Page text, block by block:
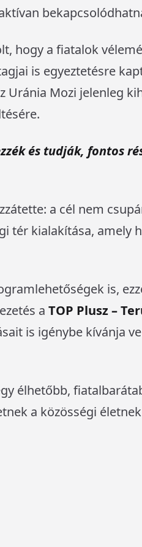
hogy a fiatalok
is egyeztetésre
Uránia Mozi jelenleg
és tudják, fontos
a cél nem
tér kialakítása, amely
is,
a TOP Plusz –
is igénybe kívánja
élhetőbb,
a közösségi